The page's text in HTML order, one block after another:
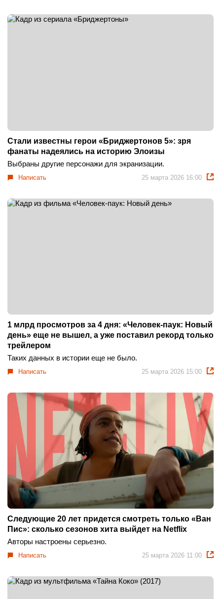
Стали известны герои «Бриджертонов 5»: зря
фанаты надеялись на историю Элоизы
Выбраны другие персонажи для экранизации.
Написать 25 марта 2026 16:00
1 млрд просмотров за 4 дня: «Человек-паук: Новый
день» еще не вышел, а уже поставил рекорд только
трейлером
Таких данных в истории еще не было.
Написать 25 марта 2026 15:00
Следующие 20 лет придется смотреть только «Ван
Пис»: сколько сезонов хита выйдет на Netflix
Авторы настроены серьезно.
Написать 25 марта 2026 11:00